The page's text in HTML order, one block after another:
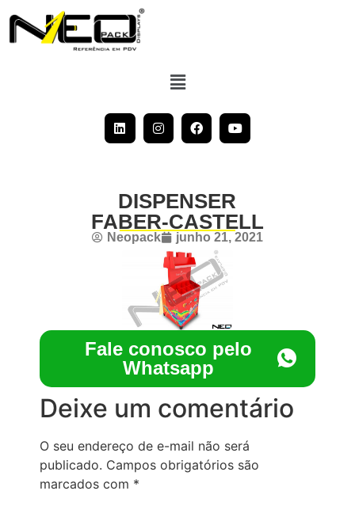
DISPENSER
FABER-CASTELL
Neopack junho 21, 2021
Fale conosco pelo
Whatsapp
Deixe um comentário
O seu endereço de e-mail não será
publicado. Campos obrigatórios são
marcados com *